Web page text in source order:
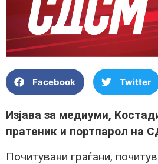
Facebook Twitter
Изјава за медиуми,
пратеник и портпарол на
Почитувани граѓани,